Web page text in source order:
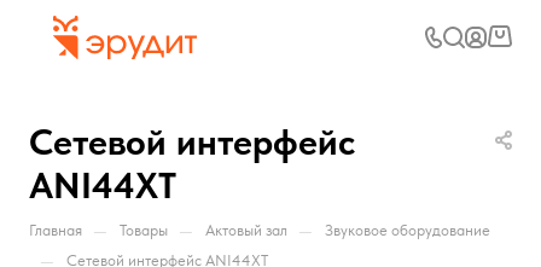
Сетевой интерфейс
ANI44XT
Главная — Товары — Актовый зал — Звуковое оборудование
— Сетевой интерфейс ANI44XT